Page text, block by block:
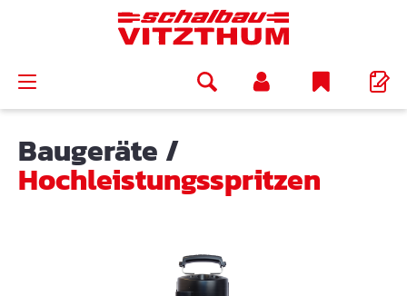
Baugeräte /
Hochleistungsspritzen
Bildergalerie überspringen